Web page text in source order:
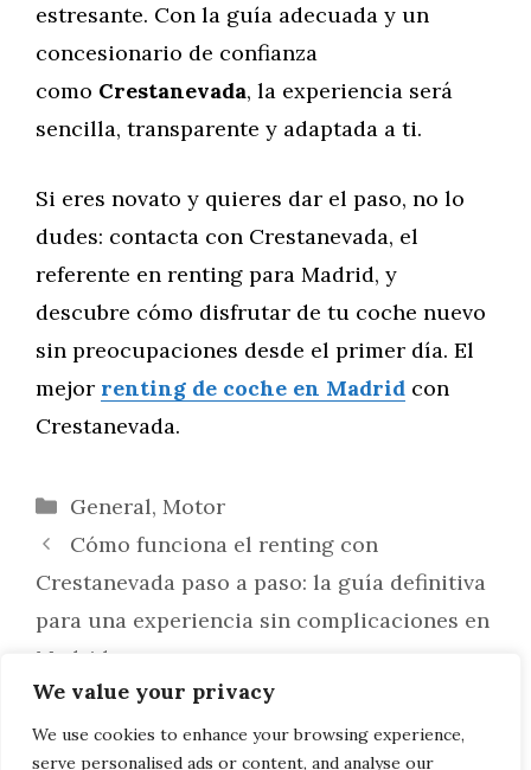
We value your privacy
We use cookies to enhance your browsing experience,
serve personalised ads or content, and analyse our
estresante. Con la guía adecuada y un
concesionario de confianza
como Crestanevada, la experiencia será
sencilla, transparente y adaptada a ti.
Si eres novato y quieres dar el paso, no lo
dudes: contacta con Crestanevada, el
referente en renting para Madrid, y
descubre cómo disfrutar de tu coche nuevo
sin preocupaciones desde el primer día. El
mejor renting de coche en Madrid con
Crestanevada.
Categorías
General, Motor
Cómo funciona el renting con
Crestanevada paso a paso: la guía definitiva
para una experiencia sin complicaciones en
Madrid
Preguntas frecuentes sobre renting en
Madrid: resuelve todas tus dudas con